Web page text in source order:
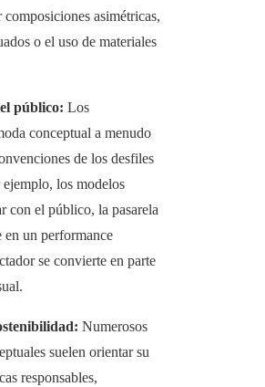
composiciones asimétricas,
o el uso de materiales
público: Los
conceptual a menudo
de los desfiles
los modelos
con el público, la pasarela
en un performance
se convierte en parte
Numerosos
suelen orientar su
responsables,